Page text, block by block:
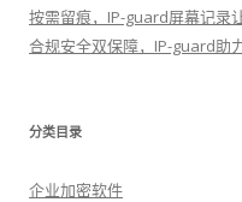
按需留痕，IP-guard屏幕记录
合规安全双保障，IP-guard助
分类目录
企业加密软件